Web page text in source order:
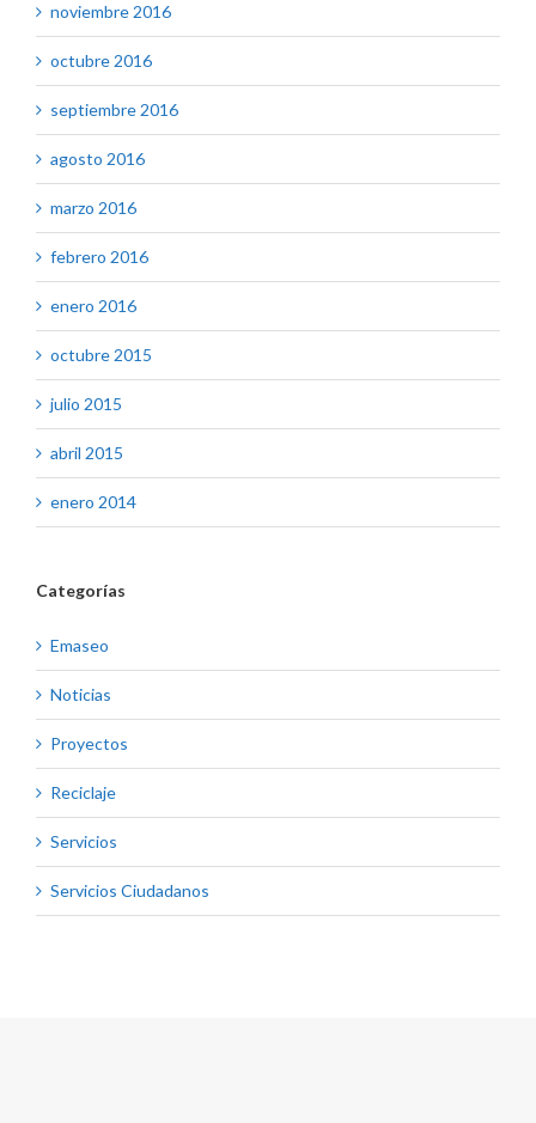
noviembre 2016
octubre 2016
septiembre 2016
agosto 2016
marzo 2016
febrero 2016
enero 2016
octubre 2015
julio 2015
abril 2015
enero 2014
Categorías
Emaseo
Noticias
Proyectos
Reciclaje
Servicios
Servicios Ciudadanos